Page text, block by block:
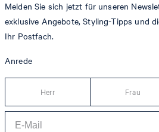
Melden Sie sich jetzt für unseren
exklusive Angebote, Styling-Tipps und
Ihr Postfach.
Anrede
Herr Frau